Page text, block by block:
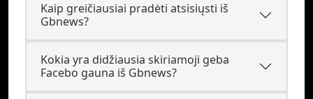
Kaip greičiausiai pradėti atsisiųsti iš
Gbnews?
Kokia yra didžiausia skiriamoji geba
Facebo gauna iš Gbnews?